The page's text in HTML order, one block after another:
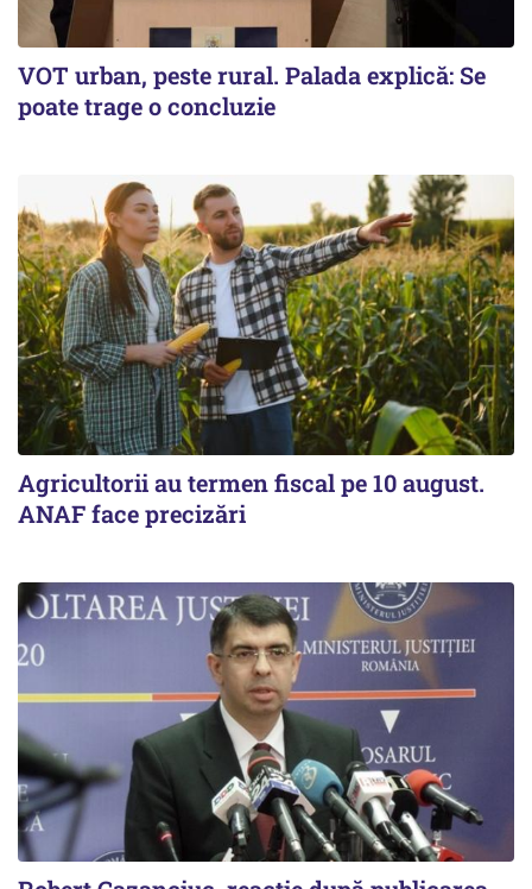
VOT urban, peste rural. Palada explică: Se
poate trage o concluzie
Agricultorii au termen fiscal pe 10 august.
ANAF face precizări